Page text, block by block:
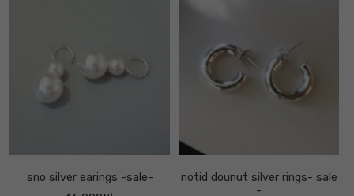
sno silver earings -sale-
notid dounut silver rings- sale
-